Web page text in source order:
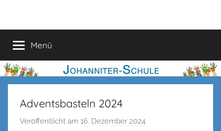
Schule
Menü
Adventsbasteln 2024
Veröffentlicht am 16. Dezember 2024